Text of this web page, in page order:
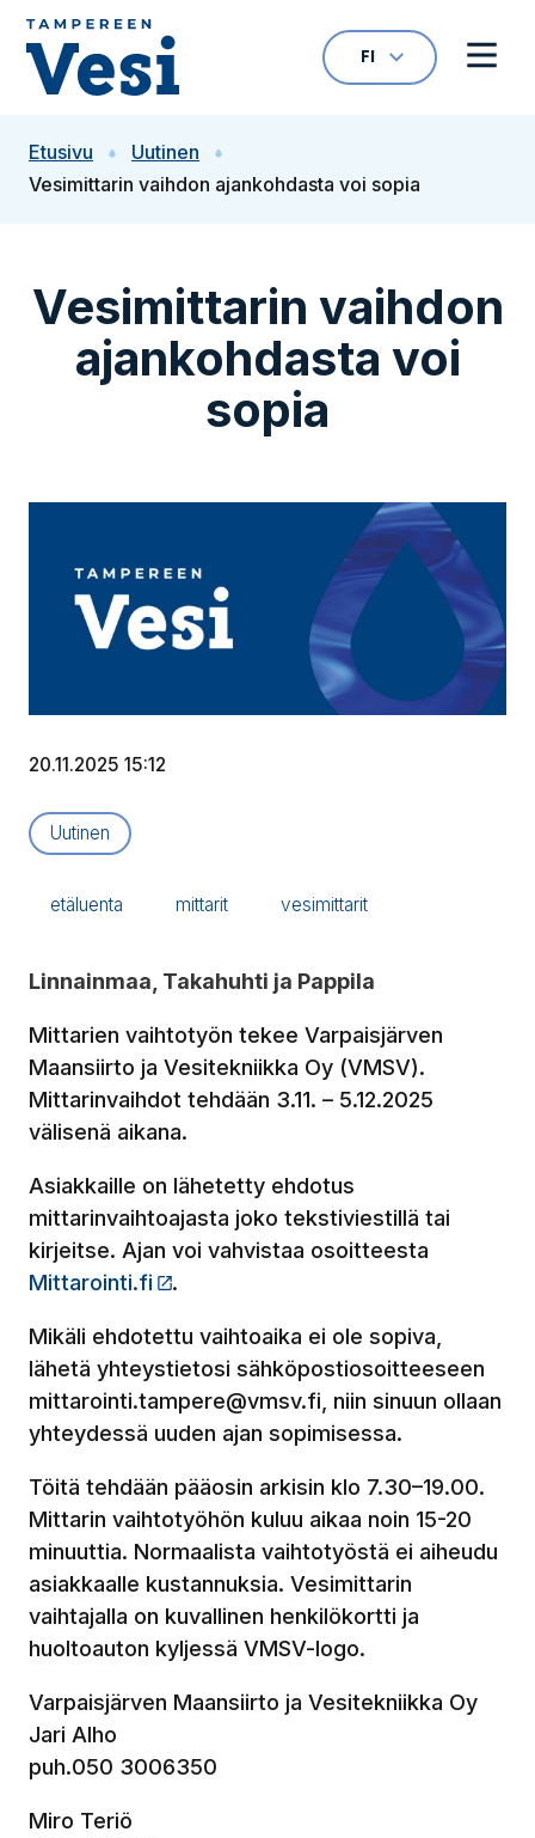
Siirry sisältöön
VALITTU KIELI:
FI
Avaa
Etusivu
Uutinen
Vesimittarin vaihdon ajankohdasta voi sopia
Vesimittarin vaihdon
ajankohdasta voi
sopia
20.11.2025 15:12
Artikkelityyppi:
Uutinen
etäluenta mittarit vesimittarit
Linnainmaa, Takahuhti ja Pappila
Mittarien vaihtotyön tekee Varpaisjärven
Maansiirto ja Vesitekniikka Oy (VMSV).
Mittarinvaihdot tehdään 3.11. – 5.12.2025
välisenä aikana.
Asiakkaille on lähetetty ehdotus
mittarinvaihtoajasta joko tekstiviestillä tai
kirjeitse. Ajan voi vahvistaa osoitteesta
Mittarointi.fi
(Linkki vie ulkopuoliselle sivustolle)
.
Mikäli ehdotettu vaihtoaika ei ole sopiva,
lähetä yhteystietosi sähköpostiosoitteeseen
mittarointi.tampere@vmsv.fi, niin sinuun ollaan
yhteydessä uuden ajan sopimisessa.
Töitä tehdään pääosin arkisin klo 7.30–19.00.
Mittarin vaihtotyöhön kuluu aikaa noin 15-20
minuuttia. Normaalista vaihtotyöstä ei aiheudu
asiakkaalle kustannuksia. Vesimittarin
vaihtajalla on kuvallinen henkilökortti ja
huoltoauton kyljessä VMSV-logo.
Varpaisjärven Maansiirto ja Vesitekniikka Oy
Jari Alho
puh.050 3006350
Miro Teriö